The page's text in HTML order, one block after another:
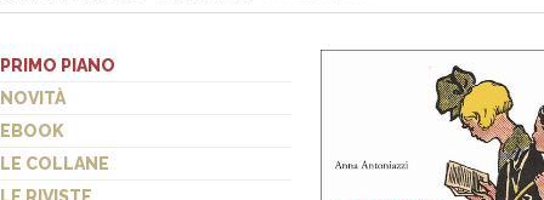
PRIMO PIANO
NOVITÀ
EBOOK
LE COLLANE